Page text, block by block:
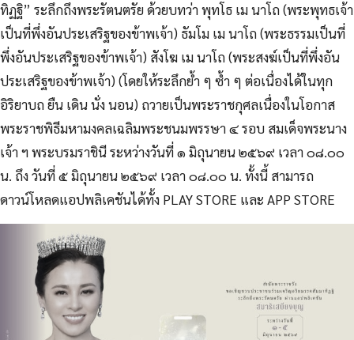
ทิฏฐิ” ระลึกถึงพระรัตนตรัย ด้วยบทว่า พุทโธ เม นาโถ (พระพุทธเจ้า
เป็นที่พึ่งอันประเสริฐของข้าพเจ้า) ธัมโม เม นาโถ (พระธรรมเป็นที่
พึ่งอันประเสริฐของข้าพเจ้า) สังโฆ เม นาโถ (พระสงฆ์เป็นที่พึ่งอัน
ประเสริฐของข้าพเจ้า) (โดยให้ระลึกย้ำ ๆ ซ้ำ ๆ ต่อเนื่องได้ในทุก
อิริยาบถ ยืน เดิน นั่ง นอน) ถวายเป็นพระราชกุศลเนื่องในโอกาส
พระราชพิธีมหามงคลเฉลิมพระชนมพรรษา ๔ รอบ สมเด็จพระนาง
เจ้า ฯ พระบรมราชินี ระหว่างวันที่ ๑ มิถุนายน ๒๕๖๙ เวลา ๐๘.๐๐
น. ถึง วันที่ ๕ มิถุนายน ๒๕๖๙ เวลา ๐๘.๐๐ น. ทั้งนี้ สามารถ
ดาวน์โหลดแอปพลิเคชันได้ทั้ง PLAY STORE และ APP STORE